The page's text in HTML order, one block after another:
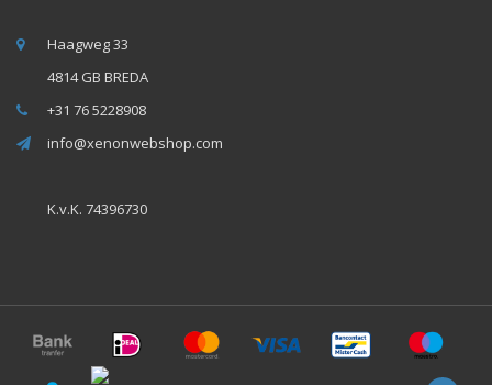
Haagweg 33
4814 GB BREDA
+31 76 5228908
info@xenonwebshop.com
K.v.K. 74396730